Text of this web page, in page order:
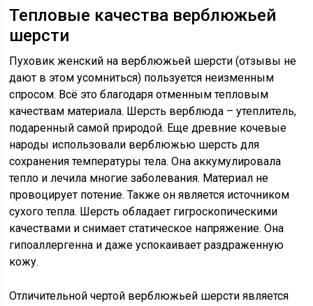
Тепловые качества верблюжьей
шерсти
Пуховик женский на верблюжьей шерсти (отзывы не
дают в этом усомниться) пользуется неизменным
спросом. Всё это благодаря отменным тепловым
качествам материала. Шерсть верблюда – утеплитель,
подаренный самой природой. Еще древние кочевые
народы использовали верблюжью шерсть для
сохранения температуры тела. Она аккумулировала
тепло и лечила многие заболевания. Материал не
провоцирует потение. Также он является источником
сухого тепла. Шерсть обладает гигроскопическими
качествами и снимает статическое напряжение. Она
гипоаллергенна и даже успокаивает раздраженную
кожу.
Отличительной чертой верблюжьей шерсти является